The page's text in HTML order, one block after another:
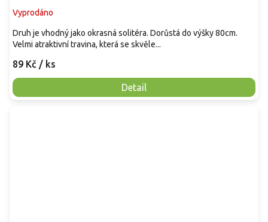
Vyprodáno
89 Kč / ks
Detail
Druh je vhodný jako okrasná solitéra. Dorůstá do výšky 80cm.
Velmi atraktivní travina, která se skvěle...